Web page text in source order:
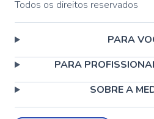
Todos os direitos reservados
PARA
PARA
SOBRE A